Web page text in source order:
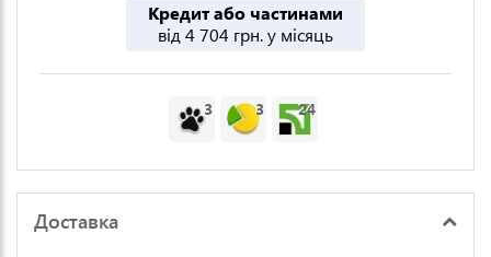
Кредит або частинами
від 4 704 грн. у місяць
3 3 24
Доставка